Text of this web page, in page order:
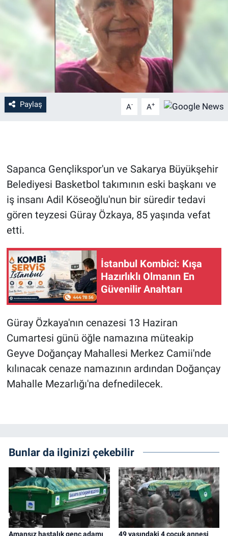
Paylaş A- A+
Sapanca Gençlikspor'un ve Sakarya Büyükşehir
Belediyesi Basketbol takımının eski başkanı ve
iş insanı Adil Köseoğlu'nun bir süredir tedavi
gören teyzesi Güray Özkaya, 85 yaşında vefat
etti.
İstanbul Kombici: Kışa
Hazırlıklı Olmanın En
Güvenilir Anahtarı
Güray Özkaya'nın cenazesi 13 Haziran
Cumartesi günü öğle namazına müteakip
Geyve Doğançay Mahallesi Merkez Camii'nde
kılınacak cenaze namazının ardından Doğançay
Mahalle Mezarlığı'na defnedilecek.
Bunlar da ilginizi çekebilir
Amansız hastalık genç adamı 49 yaşındaki 4 çocuk annesi